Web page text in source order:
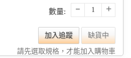
數量: - +
加入追蹤 缺貨中
請先選取規格，才能加入購物車